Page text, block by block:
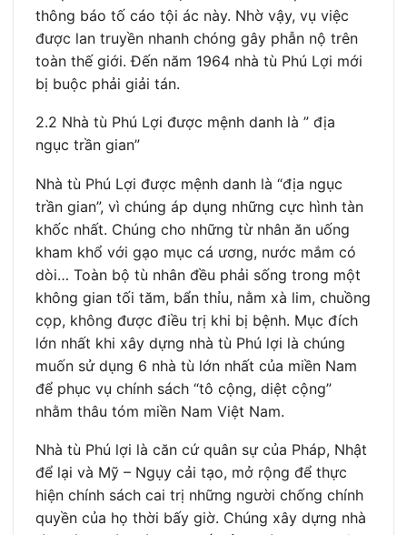
thông báo tố cáo tội ác này. Nhờ vậy, vụ việc
được lan truyền nhanh chóng gây phẫn nộ trên
toàn thế giới. Đến năm 1964 nhà tù Phú Lợi mới
bị buộc phải giải tán.
2.2 Nhà tù Phú Lợi được mệnh danh là ” địa
ngục trần gian”
Nhà tù Phú Lợi được mệnh danh là “địa ngục
trần gian”, vì chúng áp dụng những cực hình tàn
khốc nhất. Chúng cho những từ nhân ăn uống
kham khổ với gạo mục cá ương, nước mắm có
dòi… Toàn bộ tù nhân đều phải sống trong một
không gian tối tăm, bẩn thỉu, nằm xà lim, chuồng
cọp, không được điều trị khi bị bệnh. Mục đích
lớn nhất khi xây dựng nhà tù Phú lợi là chúng
muốn sử dụng 6 nhà tù lớn nhất của miền Nam
để phục vụ chính sách “tô cộng, diệt cộng”
nhằm thâu tóm miền Nam Việt Nam.
Nhà tù Phú lợi là căn cứ quân sự của Pháp, Nhật
để lại và Mỹ – Ngụy cải tạo, mở rộng để thực
hiện chính sách cai trị những người chống chính
quyền của họ thời bấy giờ. Chúng xây dựng nhà